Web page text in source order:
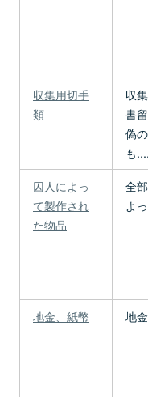
収集用切手
類
収
書
偽
も....
囚人によっ
て製作され
た物品
全
よ
地金、紙幣
地